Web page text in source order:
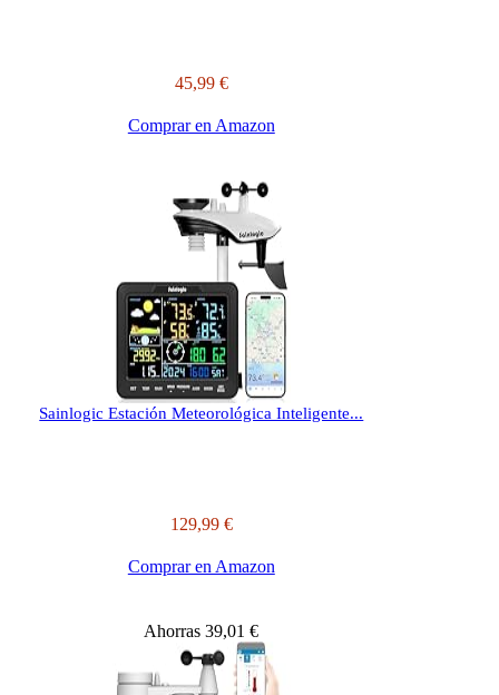
45,99 €
Comprar en Amazon
Sainlogic Estación Meteorológica Inteligente...
129,99 €
Comprar en Amazon
Ahorras 39,01 €